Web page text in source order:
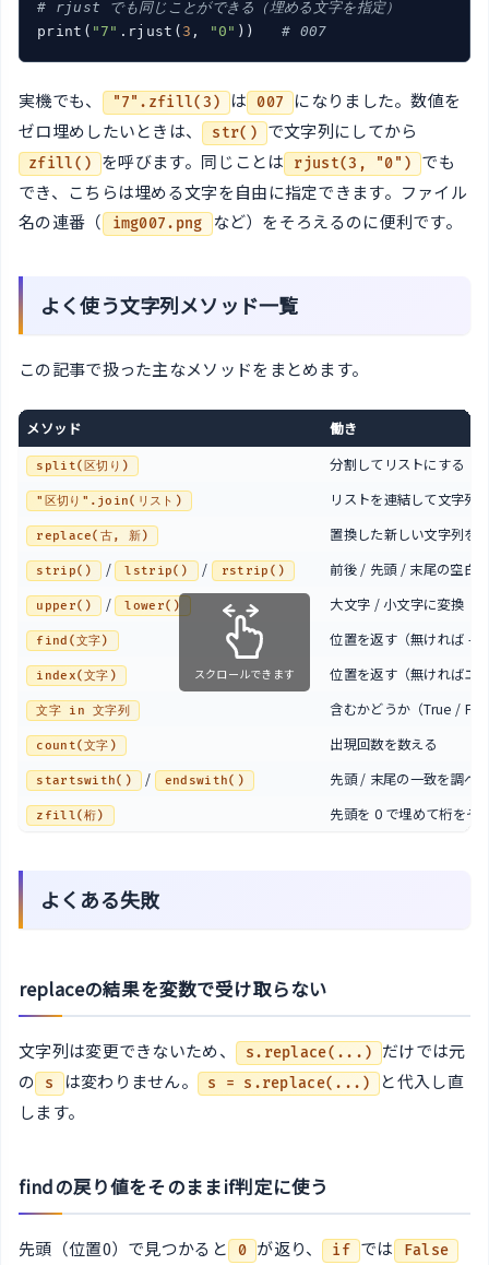
# rjust でも同じことができる（埋める文字を指定）
print( "7" .rjust( 3 , "0" )) # 007
実機でも、 "7".zfill(3) は 007
になりました。数値を
ゼロ埋めしたいときは、
str() で文字列にしてから
zfill() を呼びます。同じことは rjust(3, "0")
でも
でき、こちらは埋める文字を自由に指定できます。ファイル
名の連番（
img007.png など）をそろえるのに便利です。
よく使う文字列メソッド一覧
この記事で扱った主なメソッドをまとめます。
メソッド 働き
split(区切り) 分割してリストにする
"区切り".join(リスト) リストを連結して文字列
replace(古, 新) 置換した新しい文字列を
strip() / lstrip() / rstrip() 前後 / 先頭 / 末尾の空白
upper() / lower() 大文字 / 小文字に変換
find(文字) 位置を返す（無ければ -1
index(文字) 位置を返す（無ければエ
文字 in 文字列 含むかどうか（True /
count(文字) 出現回数を数える
startswith() / endswith() 先頭 / 末尾の一致を調べ
zfill(桁) 先頭を 0 で埋めて桁をそ
スクロールできます
よくある失敗
replaceの結果を変数で受け取らない
文字列は変更できないため、 s.replace(...)
だけでは元
の
s は変わりません。 s = s.replace(...)
と代入し直
します。
findの戻り値をそのままif判定に使う
先頭（位置0）で見つかると 0 が返り、 if では False